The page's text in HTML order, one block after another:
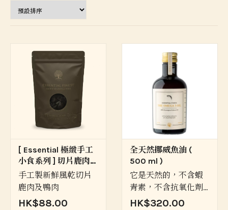
[ Essential 極緻手工
小食系列 ] 切片鹿肉及
鴨肉香腸
手工製新鮮風乾切片
鹿肉及鴨肉
HK$88.00
全天然挪威魚油 (
500 ml )
它是天然的，不含蝦
青素，不含抗氧化劑
100%來自挪威西岸的
HK$320.00